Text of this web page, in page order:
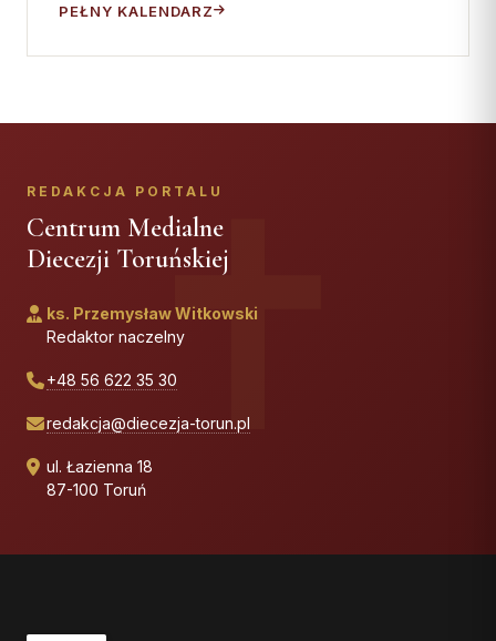
PEŁNY KALENDARZ
REDAKCJA PORTALU
Centrum Medialne
Diecezji Toruńskiej
ks. Przemysław Witkowski
Redaktor naczelny
+48 56 622 35 30
redakcja@diecezja-torun.pl
ul. Łazienna 18
87-100 Toruń